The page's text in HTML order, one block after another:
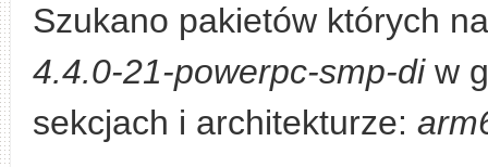
Szukano pakietów których
4.4.0-21-powerpc-smp-diw
sekcjach i architekturze: